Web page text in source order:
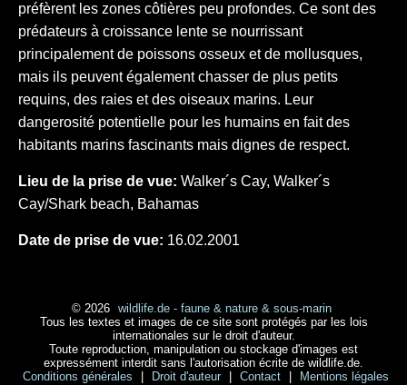
préfèrent les zones côtières peu profondes. Ce sont des
prédateurs à croissance lente se nourrissant
principalement de poissons osseux et de mollusques,
mais ils peuvent également chasser de plus petits
requins, des raies et des oiseaux marins. Leur
dangerosité potentielle pour les humains en fait des
habitants marins fascinants mais dignes de respect.
Lieu de la prise de vue: Walker´s Cay, Walker´s
Cay/Shark beach, Bahamas
Date de prise de vue: 16.02.2001
© 2026 wildlife.de - faune & nature & sous-marin
Tous les textes et images de ce site sont protégés par les lois
internationales sur le droit d'auteur.
Toute reproduction, manipulation ou stockage d'images est
expressément interdit sans l'autorisation écrite de wildlife.de.
Conditions générales
Droit d'auteur Contact
Mentions légales